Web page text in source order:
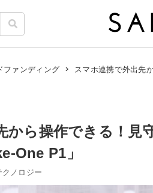
ファンディング スマホ連携で外出先
から操作できる！見
One P1」
クノロジー